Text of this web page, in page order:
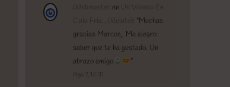
Webmaster en Un Verano En
Cala Fria…(Relato) : “Muchas
gracias Marcos,. Me alegro
saber que te ha gustado. Un
abrazo amigo
”
Ago 7, 12:31